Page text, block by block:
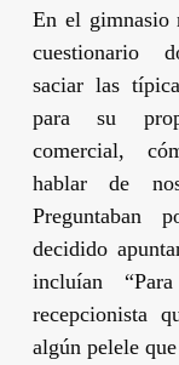
En el gimnasio
cuestionario
saciar las
para su
comercial,
hablar de
Preguntaban
decidido
incluían
recepcionista
algún pelele